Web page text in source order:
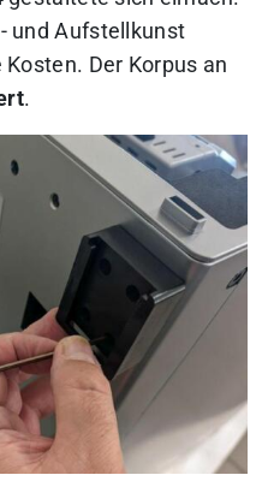
und Aufstellkunst
Der Korpus an
.